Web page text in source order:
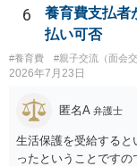
あるでしょう。 公開
れることをお勧めいた
6
養育費支払者
払い可否
#養育費 #親子交流（面会交
2026年7月23日
匿名A 弁護士
生活保護を受給すると
ったということです